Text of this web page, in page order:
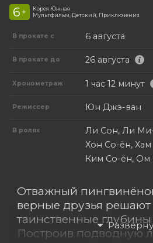
6 +
Корея Южная
Мультфильм, Детский, Приключения
В прокате с 6 августа
В прокате до 26 августа
Хронометраж 1 час 12 минут
Режиссер Юн Джэ-ван
В ролях
Ли Сон, Ли
Хон Со-ён,
Ким Со-ён,
Отважный
верные друзья решают
таинственные глубины
Построив подводную